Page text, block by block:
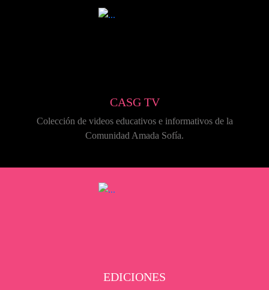
CASG TV
Colección de videos educativos e informativos de la
Comunidad Amada Sofía.
EDICIONES